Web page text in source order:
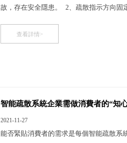
故，存在安全隱患。 2、疏散指示方向固
查看詳情>
智能疏散系統企業需做消費者的“知
2021-11-27
能否緊貼消費者的需求是每個智能疏散系